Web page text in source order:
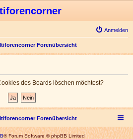
Anmelden
Forenübersicht
des Boards löschen möchtest?
Forenübersicht
® Forum Software © phpBB Limited